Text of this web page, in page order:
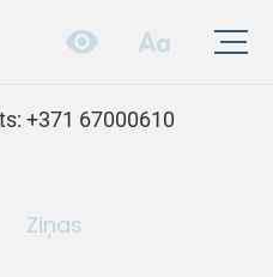
+371 67000610
Ziņas